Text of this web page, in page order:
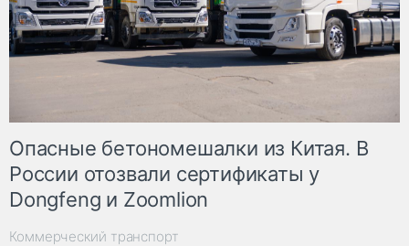
Опасные бетономешалки из Китая. В
России отозвали сертификаты у
Dongfeng и Zoomlion
Коммерческий транспорт